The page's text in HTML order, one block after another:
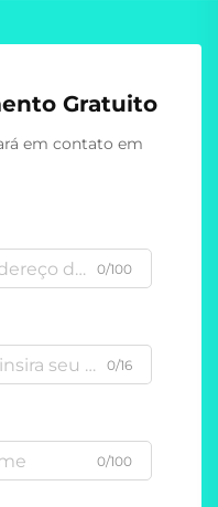
Gratuito
em contato em
0/100
0/16
0/100